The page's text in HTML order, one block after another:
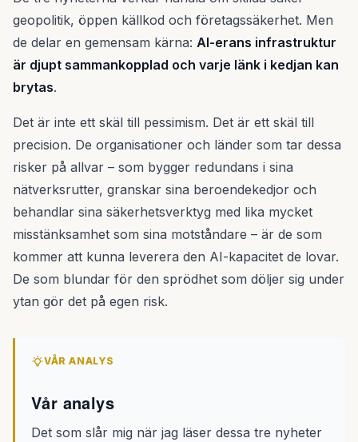
geopolitik, öppen källkod och företagssäkerhet. Men
de delar en gemensam kärna: AI-erans infrastruktur
är djupt sammankopplad och varje länk i kedjan kan
brytas.
Det är inte ett skäl till pessimism. Det är ett skäl till
precision. De organisationer och länder som tar dessa
risker på allvar – som bygger redundans i sina
nätverksrutter, granskar sina beroendekedjor och
behandlar sina säkerhetsverktyg med lika mycket
misstänksamhet som sina motståndare – är de som
kommer att kunna leverera den AI-kapacitet de lovar.
De som blundar för den sprödhet som döljer sig under
ytan gör det på egen risk.
VÅR ANALYS
Vår analys
Det som slår mig när jag läser dessa tre nyheter